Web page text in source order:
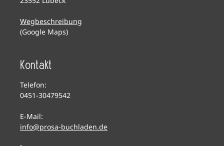
Wegbeschreibung
(Google Maps)
Kontakt
Telefon:
0451-30479542
E-Mail:
info@prosa-buchladen.de